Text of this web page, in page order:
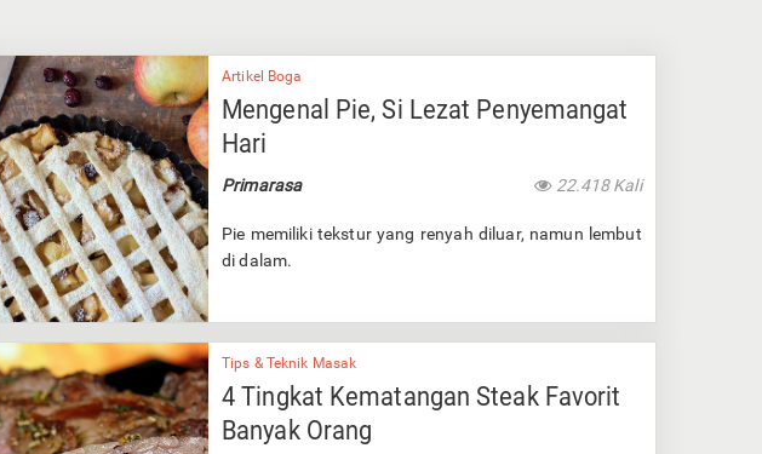
Artikel Boga
Mengenal Pie, Si Lezat Penyemangat
Hari
Primarasa 22.418 Kali
Pie memiliki tekstur yang renyah diluar, namun lembut
di dalam.
Tips & Teknik Masak
4 Tingkat Kematangan Steak Favorit
Banyak Orang